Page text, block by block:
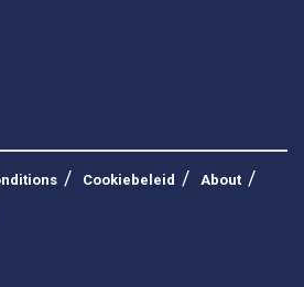
Cookiebeleid About